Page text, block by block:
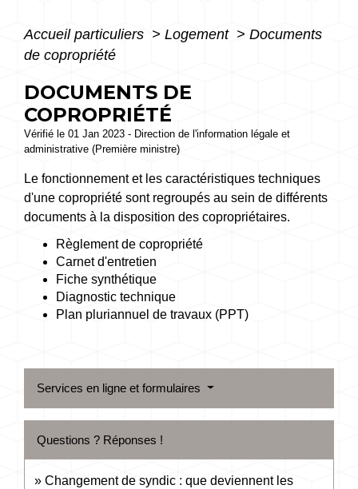
Accueil particuliers > Logement > Documents
de copropriété
DOCUMENTS DE
COPROPRIÉTÉ
Vérifié le 01 Jan 2023 - Direction de l'information légale et
administrative (Première ministre)
Le fonctionnement et les caractéristiques techniques
d'une copropriété sont regroupés au sein de différents
documents à la disposition des copropriétaires.
Règlement de copropriété
Carnet d'entretien
Fiche synthétique
Diagnostic technique
Plan pluriannuel de travaux (PPT)
Services en ligne et formulaires
Questions ? Réponses !
Changement de syndic : que deviennent les